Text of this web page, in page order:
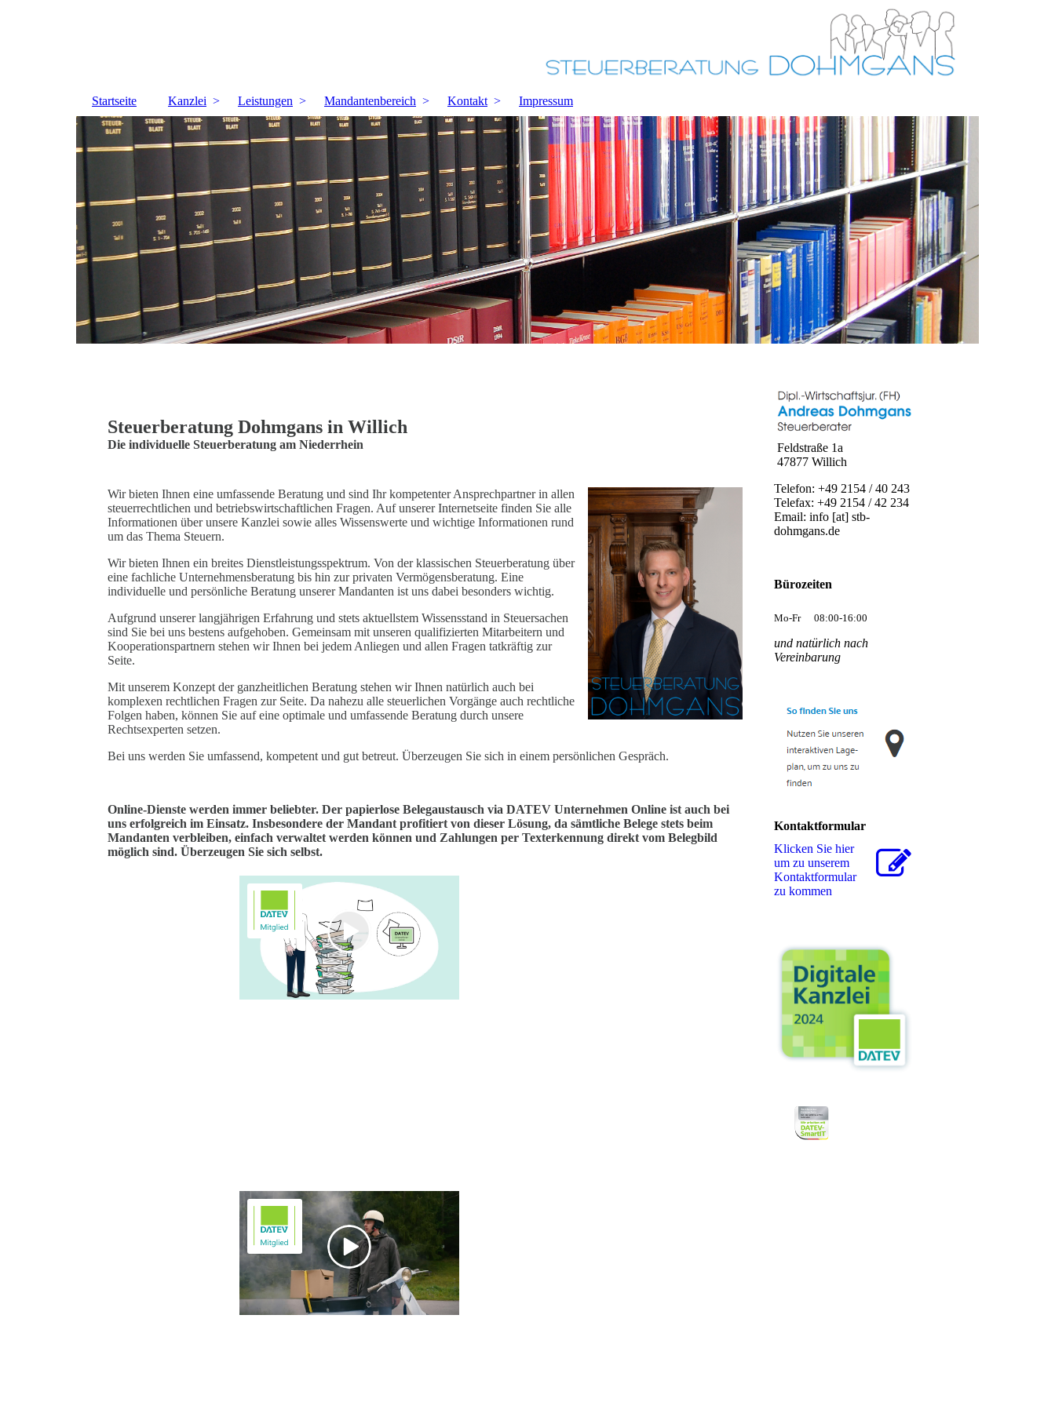
Startseite Kanzlei Leistungen Mandantenbereich Kontakt Impressum
Steuerberatung Dohmgans in Willich
Die individuelle Steuerberatung am Niederrhein
Wir bieten Ihnen eine umfassende Beratung und sind Ihr kompetenter Ansprechpartner in allen
steuerrechtlichen und betriebswirtschaftlichen Fragen. Auf unserer Internetseite finden Sie alle
Informationen über unsere Kanzlei sowie alles Wissenswerte und wichtige Informationen rund
um das Thema Steuern.
Wir bieten Ihnen ein breites Dienstleistungsspektrum. Von der klassischen Steuerberatung über
eine fachliche Unternehmensberatung bis hin zur privaten Vermögensberatung. Eine
individuelle und persönliche Beratung unserer Mandanten ist uns dabei besonders wichtig.
Aufgrund unserer langjährigen Erfahrung und stets aktuellstem Wissensstand in Steuersachen
sind Sie bei uns bestens aufgehoben. Gemeinsam mit unseren qualifizierten Mitarbeitern und
Kooperationspartnern stehen wir Ihnen bei jedem Anliegen und allen Fragen tatkräftig zur
Seite.
Mit unserem Konzept der ganzheitlichen Beratung stehen wir Ihnen natürlich auch bei
komplexen rechtlichen Fragen zur Seite. Da nahezu alle steuerlichen Vorgänge auch rechtliche
Folgen haben, können Sie auf eine optimale und umfassende Beratung durch unsere
Rechtsexperten setzen.
Bei uns werden Sie umfassend, kompetent und gut betreut. Überzeugen Sie sich in einem persönlichen Gespräch.
Online-Dienste werden immer beliebter. Der papierlose Belegaustausch via DATEV Unternehmen Online ist auch bei
uns erfolgreich im Einsatz. Insbesondere der Mandant profitiert von dieser Lösung, da sämtliche Belege stets beim
Mandanten verbleiben, einfach verwaltet werden können und Zahlungen per Texterkennung direkt vom Belegbild
möglich sind. Überzeugen Sie sich selbst.
Feldstraße 1a
47877 Willich
Telefon: +49 2154 / 40 243
Telefax: +49 2154 / 42 234
Email: info [at] stb-
dohmgans.de
Bürozeiten
Mo-Fr 08:00-16:00
und natürlich nach
Vereinbarung
Kontaktformular
Klicken Sie hier
um zu unserem
Kon­takt­for­mu­lar
zu kommen